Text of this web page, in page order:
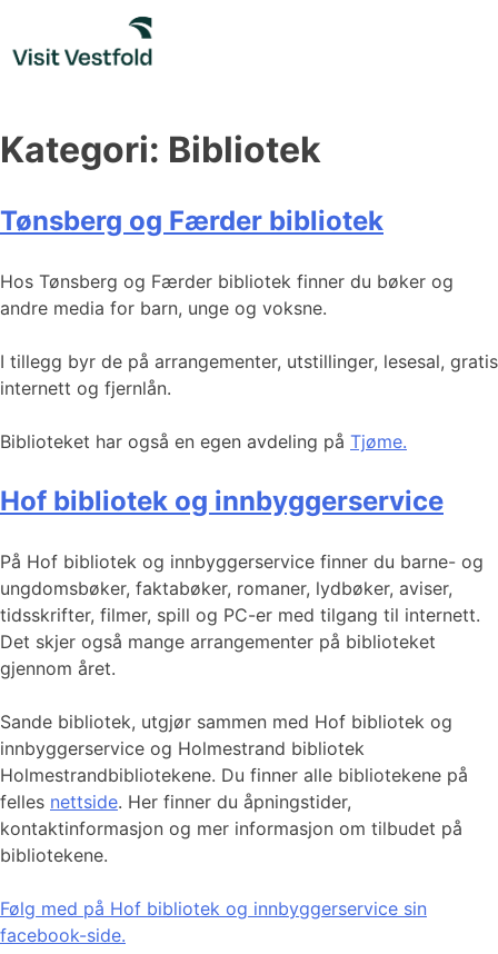
content
Kategori: Bibliotek
Tønsberg og Færder bibliotek
Hos Tønsberg og Færder bibliotek finner du bøker og
andre media for barn, unge og voksne.
I tillegg byr de på arrangementer, utstillinger, lesesal, gratis
internett og fjernlån.
Biblioteket har også en egen avdeling på Tjøme.
Hof bibliotek og innbyggerservice
På Hof bibliotek og innbyggerservice finner du barne- og
ungdomsbøker, faktabøker, romaner, lydbøker, aviser,
tidsskrifter, filmer, spill og PC-er med tilgang til internett.
Det skjer også mange arrangementer på biblioteket
gjennom året.
Sande bibliotek, utgjør sammen med Hof bibliotek og
innbyggerservice og Holmestrand bibliotek
Holmestrandbibliotekene. Du finner alle bibliotekene på
felles nettside. Her finner du åpningstider,
kontaktinformasjon og mer informasjon om tilbudet på
bibliotekene.
Følg med på Hof bibliotek og innbyggerservice sin
facebook-side.